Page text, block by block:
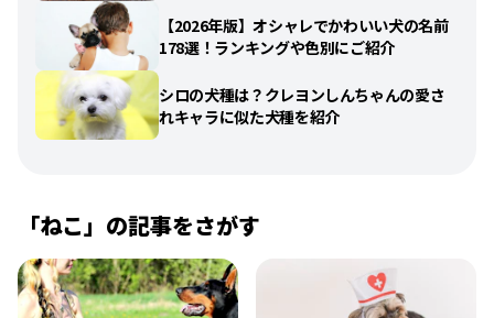
【2026年版】オシャレでかわいい犬の名前
178選！ランキングや色別にご紹介
シロの犬種は？クレヨンしんちゃんの愛さ
れキャラに似た犬種を紹介
「ねこ」の記事をさがす